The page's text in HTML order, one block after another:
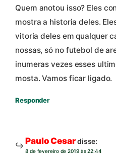
Quem anotou isso? Eles
mostra a historia deles.
vitoria deles em qualquer
nossas, só no futebol de
inumeras vezes esses
mosta. Vamos ficar ligado.
Responder
Paulo Cesardisse:
8 de fevereiro de 2019 às 22:44